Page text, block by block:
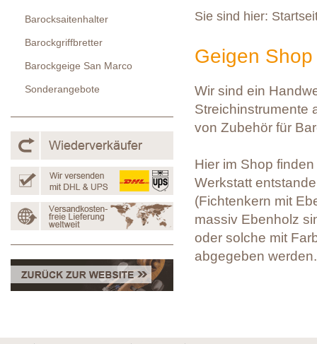
Sie sind hier:
Geigen Shop
Wir sind ein
Streichinstrumente
von Zubehör für
Hier im Shop
Werkstatt
(Fichtenkern mit
massiv Ebenholz
oder solche mit
abgegeben werden.
Barocksaitenhalter
Barockgriffbretter
Barockgeige San Marco
Sonderangebote